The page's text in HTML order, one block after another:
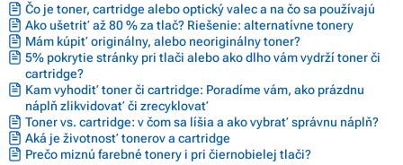
Farby CANON PIXMA TR4650
Farby CANON PIXMA TR4651
Farby CANON PIXMA TS202
Farby CANON PIXMA TS205
Farby CANON PIXMA TS302
Farby CANON PIXMA TS304
Farby CANON PIXMA TS305
Farby CANON PIXMA TS3100 SERIES
Farby CANON PIXMA TS3150
Čo je toner, cartridge alebo optický valec a na čo sa používajú
Ako ušetriť až 80 % za tlač? Riešenie: alternatívne tonery
Mám kúpiť originálny, alebo neoriginálny toner?
5% pokrytie stránky pri tlači alebo ako dlho vám vydrží toner či
cartridge?
Kam vyhodiť toner či cartridge: Poradíme vám, ako prázdnu
náplň zlikvidovať či zrecyklovať
Toner vs. cartridge: v čom sa líšia a ako vybrať správnu náplň?
Aká je životnosť tonerov a cartridge
Prečo miznú farebné tonery i pri čiernobielej tlači?